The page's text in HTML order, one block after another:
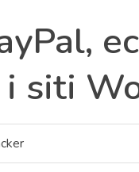
siti